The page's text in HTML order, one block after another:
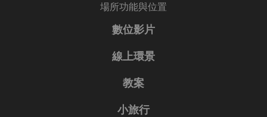
場所功能與位置
數位影片
線上環景
教案
小旅行